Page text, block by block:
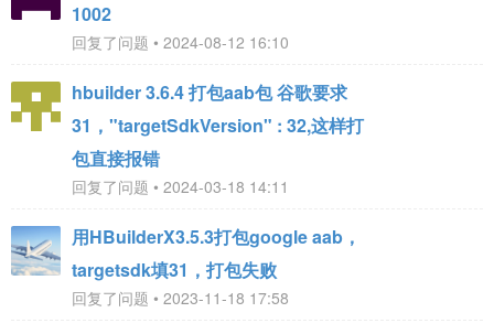
1002
回复了问题 • 2024-08-12 16:10
hbuilder 3.6.4 打包aab包 谷歌要求
31，"targetSdkVersion" : 32,这样打
包直接报错
回复了问题 • 2024-03-18 14:11
用HBuilderX3.5.3打包google aab，
targetsdk填31，打包失败
回复了问题 • 2023-11-18 17:58